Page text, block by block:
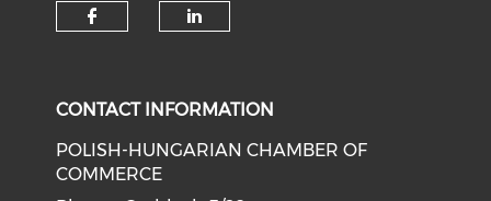
CONTACT INFORMATION
POLISH-HUNGARIAN CHAMBER OF
COMMERCE